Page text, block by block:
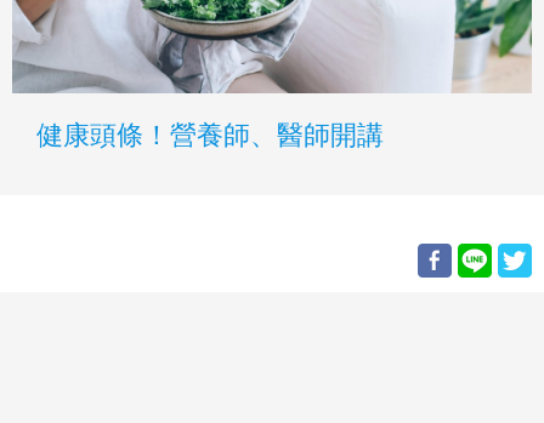
健康頭條！營養師、醫師開講